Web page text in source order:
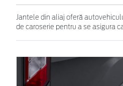
Jantele din aliaj oferă
de caroserie pentru a se asigura